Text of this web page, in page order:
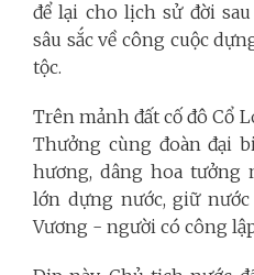
để lại cho lịch sử đời
sâu sắc về công cuộc
tộc.
Trên mảnh đất cố đô Cổ
Thưởng cùng đoàn đại
hương, dâng hoa tưởng
lớn dựng nước, giữ
Vương - người có công